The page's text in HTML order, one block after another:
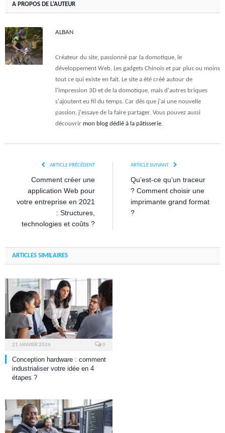
A PROPOS DE L'AUTEUR
ALBAN
Créateur du site, passionné par la domotique, le
développement Web, Les gadgets Chinois et par plus ou moins
tout ce qui existe en fait. Le site a été créé autour de
l'impression 3D et de la domotique, mais d'autres briques
s'ajoutent eu fil du temps. Car dès que j'ai une nouvelle
passion, j'essaye de la faire partager. Vous pouvez aussi
découvrir mon blog dédié à la pâtisserie.
ARTICLE PRÉCÉDENT
Comment créer une
application Web pour
votre entreprise en 2021
: Structures,
technologies et coûts ?
ARTICLE SUIVANT
Qu’est-ce qu’un traceur
? Comment choisir une
imprimante grand format
?
ARTICLES SIMILAIRES
21 JANVIER 2026 0
Conception hardware : comment
industrialiser votre idée en 4
étapes ?